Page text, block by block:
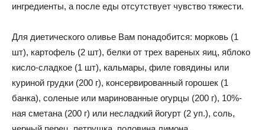
ингредиенты, а после еды отсутствует чувство тяжести.
Для диетического оливье Вам понадобится: морковь (1
шт), картофель (2 шт), белки от трех вареных яиц, яблоко
кисло-сладкое (1 шт), кальмары, филе говядины или
куриной грудки (200 г), консервированный горошек (1
банка), соленые или маринованные огурцы (200 г), 10%-
ная сметана (200 г) или несладкий йогурт (2 уп.), соль,